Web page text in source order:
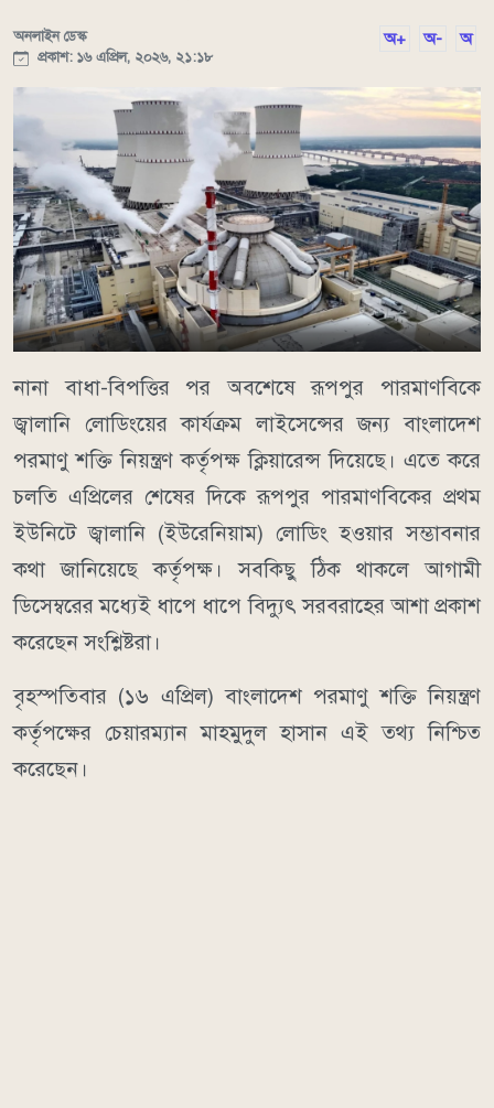
অনলাইন ডেস্ক
প্রকাশ: ১৬ এপ্রিল, ২০২৬, ২১:১৮
অ+ অ- অ
নানা বাধা-বিপত্তির পর অবশেষে রূপপুর পারমাণবিকে
জ্বালানি লোডিংয়ের কার্যক্রম লাইসেন্সের জন্য বাংলাদেশ
পরমাণু শক্তি নিয়ন্ত্রণ কর্তৃপক্ষ ক্লিয়ারেন্স দিয়েছে। এতে করে
চলতি এপ্রিলের শেষের দিকে রূপপুর পারমাণবিকের প্রথম
ইউনিটে জ্বালানি (ইউরেনিয়াম) লোডিং হওয়ার সম্ভাবনার
কথা জানিয়েছে কর্তৃপক্ষ। সবকিছু ঠিক থাকলে আগামী
ডিসেম্বরের মধ্যেই ধাপে ধাপে বিদ্যুৎ সরবরাহের আশা প্রকাশ
করেছেন সংশ্লিষ্টরা।
বৃহস্পতিবার (১৬ এপ্রিল) বাংলাদেশ পরমাণু শক্তি নিয়ন্ত্রণ
কর্তৃপক্ষের চেয়ারম্যান মাহমুদুল হাসান এই তথ্য নিশ্চিত
করেছেন।